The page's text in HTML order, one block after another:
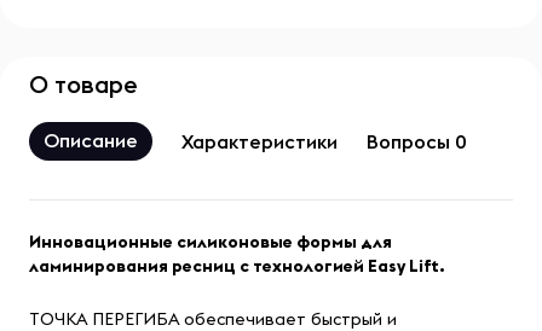
О товаре
Описание Характеристики Вопросы 0
Инновационные силиконовые формы для
ламинирования ресниц c технологией Easy Lift.
ТОЧКА ПЕРЕГИБА обеспечивает быстрый и